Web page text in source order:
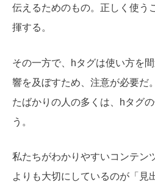
伝えるためのもの。正しく使う
揮する。
その一方で、hタグは使い方を
響を及ぼすため、注意が必要だ
たばかりの人の多くは、hタグ
う。
私たちがわかりやすいコンテン
よりも大切にしているのが「見